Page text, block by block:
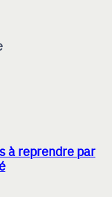
à reprendre par